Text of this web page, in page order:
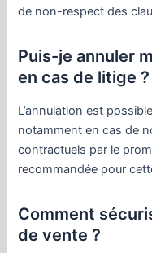
de non-respect des
Puis-je annuler
en cas de litige ?
L’annulation est
notamment en cas de
contractuels par le
recommandée pour
Comment
de vente ?